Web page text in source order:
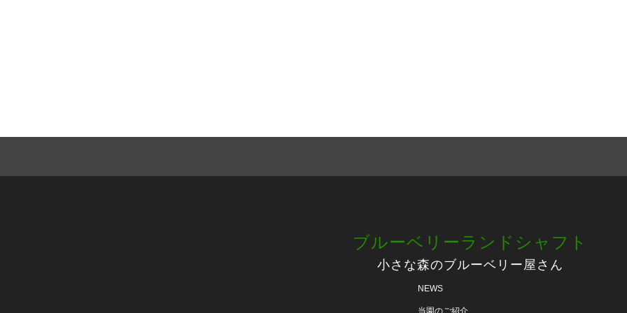
ブルーベリーランドシャフト
小さな森のブルーベリー屋さん
NEWS
当園のご紹介